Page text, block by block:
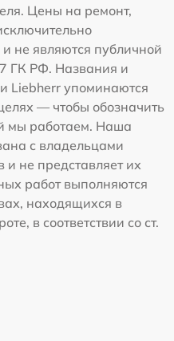
Цены на ремонт,
не являются публичной
ГК РФ. Названия и
Liebherr упоминаются
— чтобы обозначить
мы работаем. Наша
с владельцами
не представляет их
работ выполняются
находящихся в
в соответствии со ст.